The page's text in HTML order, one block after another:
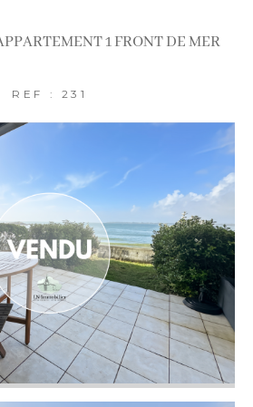
1 FRONT DE MER
REF : 231
PAR
Exclusivités Nouveautés